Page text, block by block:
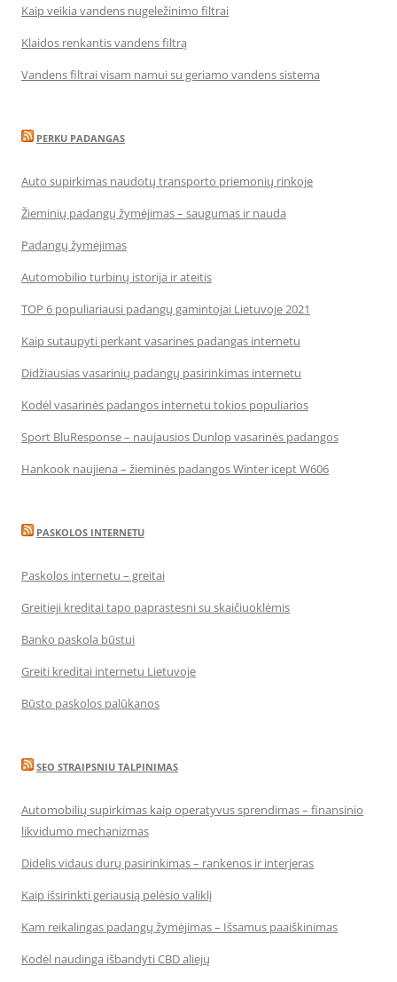
Kaip veikia vandens nugeležinimo filtrai
Klaidos renkantis vandens filtrą
Vandens filtrai visam namui su geriamo vandens sistema
PERKU PADANGAS
Auto supirkimas naudotų transporto priemonių rinkoje
Žieminių padangų žymėjimas – saugumas ir nauda
Padangų žymėjimas
Automobilio turbinų istorija ir ateitis
TOP 6 populiariausi padangų gamintojai Lietuvoje 2021
Kaip sutaupyti perkant vasarines padangas internetu
Didžiausias vasarinių padangų pasirinkimas internetu
Kodėl vasarinės padangos internetu tokios populiarios
Sport BluResponse – naujausios Dunlop vasarinės padangos
Hankook naujiena – žieminės padangos Winter icept W606
PASKOLOS INTERNETU
Paskolos internetu – greitai
Greitieji kreditai tapo paprastesni su skaičiuoklėmis
Banko paskola būstui
Greiti kreditai internetu Lietuvoje
Būsto paskolos palūkanos
SEO STRAIPSNIU TALPINIMAS
Automobilių supirkimas kaip operatyvus sprendimas – finansinio
likvidumo mechanizmas
Didelis vidaus durų pasirinkimas – rankenos ir interjeras
Kaip išsirinkti geriausią pelėsio valiklį
Kam reikalingas padangų žymėjimas – Išsamus paaiškinimas
Kodėl naudinga išbandyti CBD aliejų